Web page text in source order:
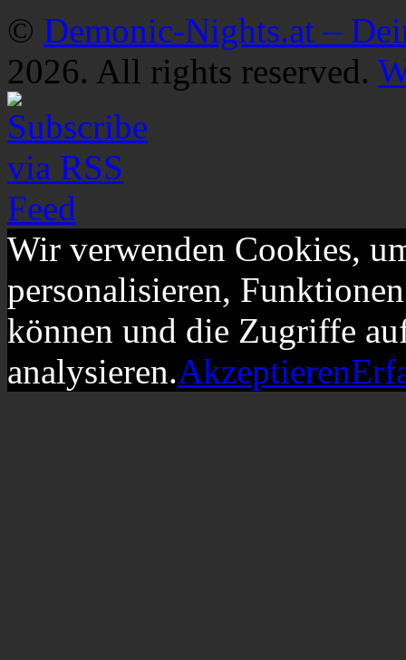
© Demonic-Nights.at –
2026. All rights reserved.
Wir verwenden Cookies,
personalisieren,
können und die Zugriffe
analysieren.Akzeptieren